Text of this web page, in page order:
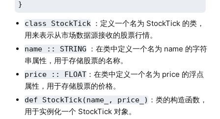
}
class StockTick：定义一个名为 StockTick 的类，
用来表示从市场数据源接收的股票行情。
name :: STRING ：在类中定义一个名为 name 的字符
串属性，用于存储股票的名称。
price :: FLOAT：在类中定义一个名为 price 的浮点
属性，用于存储股票的价格。
def StockTick(name_, price_) ：类的构造函数，
用于实例化一个 StockTick 对象。